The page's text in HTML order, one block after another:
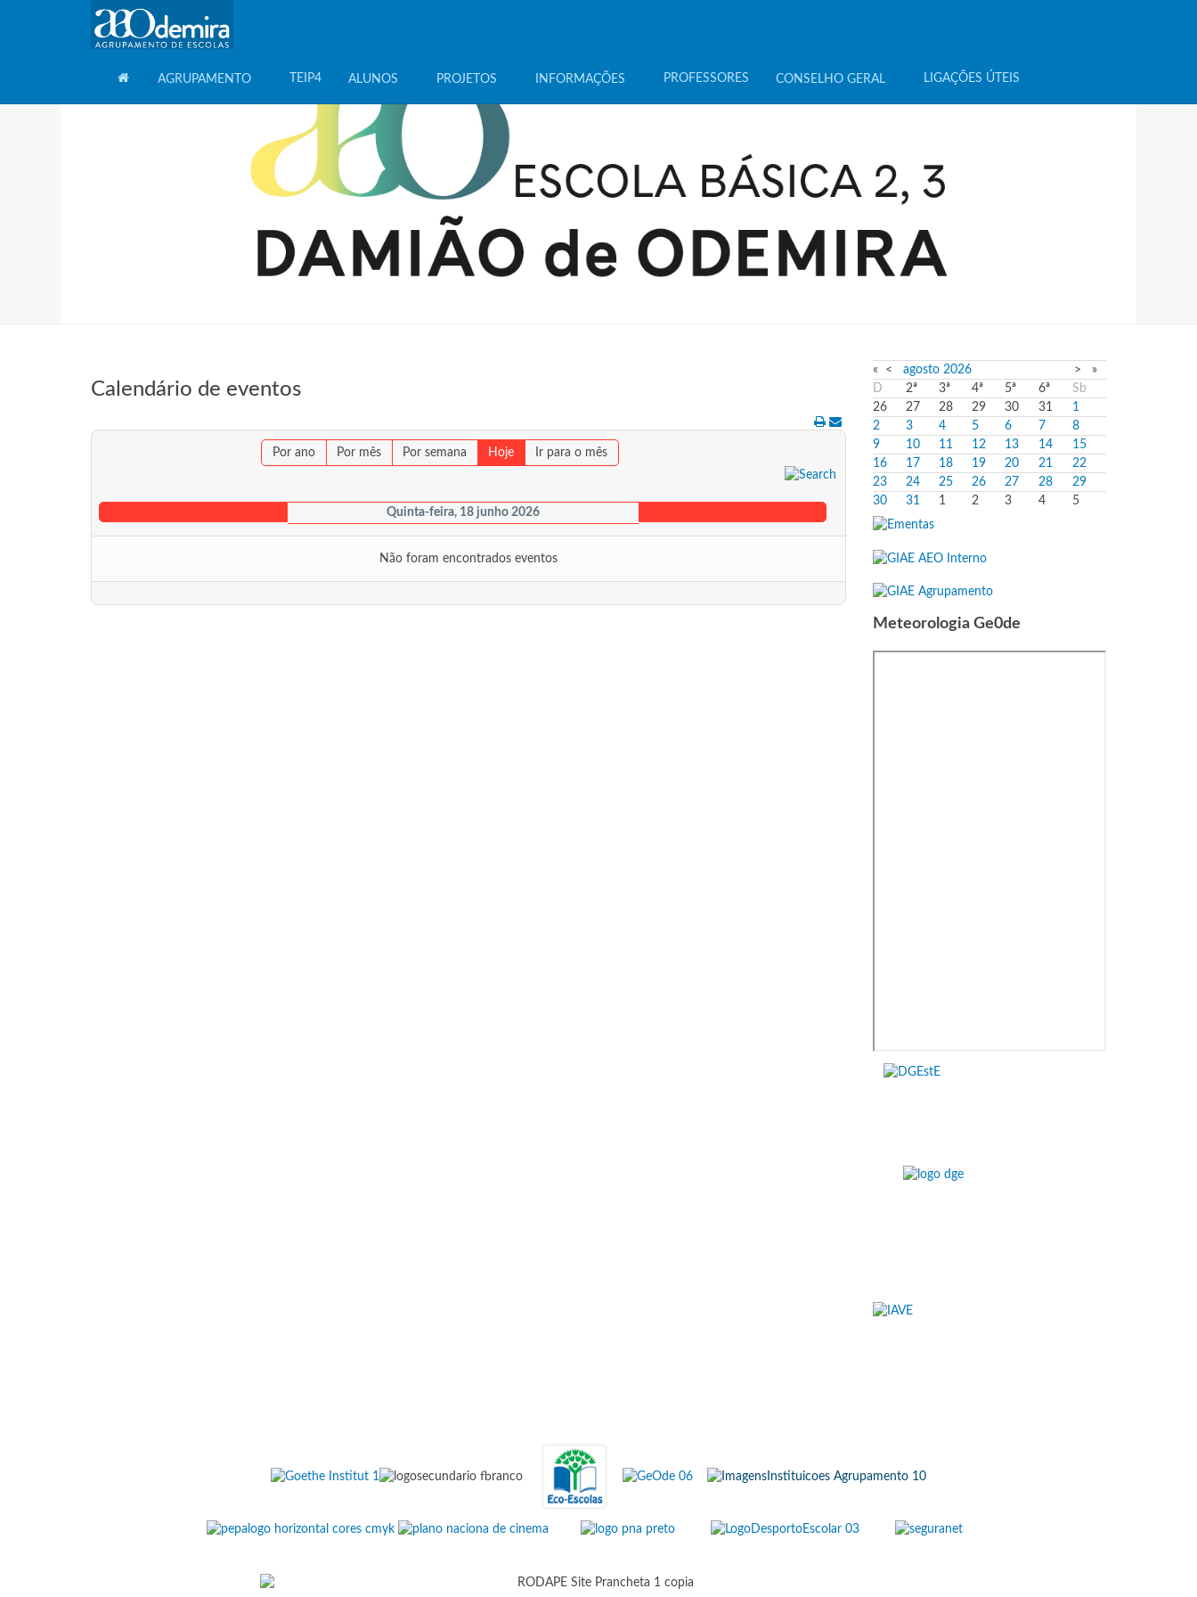
AGRUPAMENTO TEIP4 ALUNOS PROJETOS INFORMAÇÕES PROFESSORES CONSELHO GERAL LIGAÇÕES ÚTEIS
Calendário de eventos
Por ano Por mês Por semana Hoje Ir para o mês
Quinta-feira, 18 junho 2026
Não foram encontrados eventos
« < agosto 2026 >
»
D
2ª 3ª 4ª 5ª 6ª
Sb
26
27 28 29 30 31
1
2
3 4 5 6 7
8
9
10 11 12 13 14
15
16
17 18 19 20 21
22
23
24 25 26 27 28
29
30
31 1 2 3 4 5
Meteorologia Ge0de